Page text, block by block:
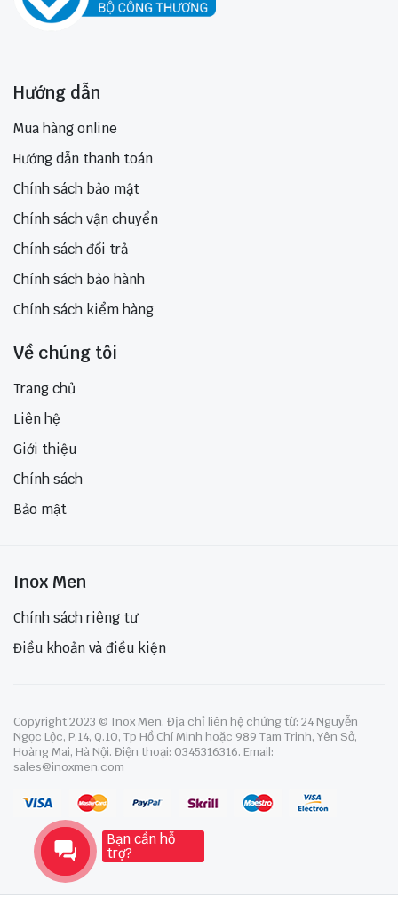
Hướng dẫn
Mua hàng online
Hướng dẫn thanh toán
Chính sách bảo mật
Chính sách vận chuyển
Chính sách đổi trả
Chính sách bảo hành
Chính sách kiểm hàng
Về chúng tôi
Trang chủ
Liên hệ
Giới thiệu
Chính sách
Bảo mật
Inox Men
Chính sách riêng tư
Điều khoản và điều kiện
Copyright 2023 © Inox Men. Địa chỉ liên hệ chứng từ: 24 Nguyễn
Ngọc Lộc, P.14, Q.10, Tp Hồ Chí Minh hoặc 989 Tam Trinh, Yên Sở,
Hoàng Mai, Hà Nội. Điện thoại: 0345316316. Email:
sales@inoxmen.com
Bạn cần hỗ
trợ?